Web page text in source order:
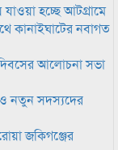
হচ্ছে আটগ্রামে
কানাইঘাটের নবাগত
আলোচনা সভা
ও নতুন সদস্যদের
জকিগঞ্জের